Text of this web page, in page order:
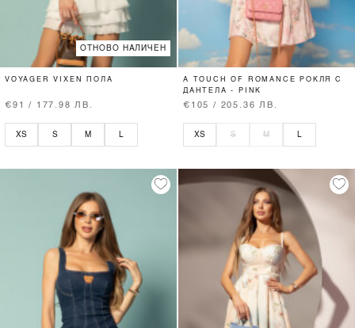
ОТНОВО НАЛИЧЕН
VOYAGER VIXEN ПОЛА
€91 / 177.98 ЛВ.
XS S M
A TOUCH OF ROMANCE РОКЛЯ С
ДАНТЕЛА - PINK
€105 / 205.36 ЛВ.
XS S M